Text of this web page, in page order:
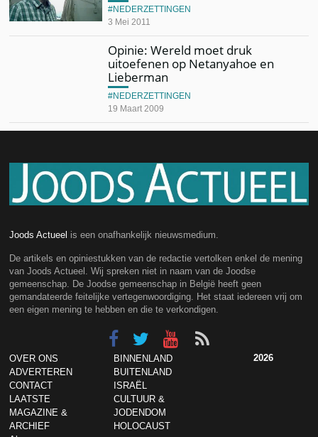
3 Mei 2011
NEDERZETTINGEN
Opinie: Wereld moet druk
uitoefenen op Netanyahoe en
Lieberman
19 Maart 2009
NEDERZETTINGEN
Joods Actueel is een onafhankelijk nieuwsmedium.
De artikels en opiniestukken van de redactie vertolken enkel de mening
van Joods Actueel. Wij spreken niet in naam van de Joodse
gemeenschap. De Joodse gemeenschap in België heeft geen
gemandateerde feitelijke vertegenwoordiging. Het staat iedereen vrij om
een eigen mening te hebben en die te verkondigen.
OVER ONS
ADVERTEREN
CONTACT
LAATSTE
MAGAZINE &
ARCHIEF
BINNENLAND
BUITENLAND
ISRAËL
CULTUUR &
JODENDOM
HOLOCAUST
2026